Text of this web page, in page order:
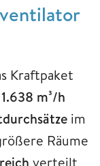
Kraftpaket
1.638 m³/h
im
Räume